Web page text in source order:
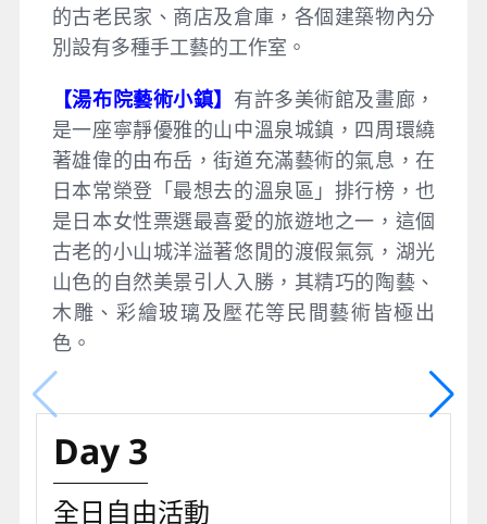
的古老民家、商店及倉庫，各個建築物內分
別設有多種手工藝的工作室。
【湯布院藝術小鎮】 有許多美術館及畫廊，
是一座寧靜優雅的山中溫泉城鎮，四周環繞
著雄偉的由布岳，街道充滿藝術的氣息，在
日本常榮登「最想去的溫泉區」排行榜，也
是日本女性票選最喜愛的旅遊地之一，這個
古老的小山城洋溢著悠閒的渡假氣氛，湖光
山色的自然美景引人入勝，其精巧的陶藝、
木雕、彩繪玻璃及壓花等民間藝術皆極出
色。
Day 3
全日自由活動